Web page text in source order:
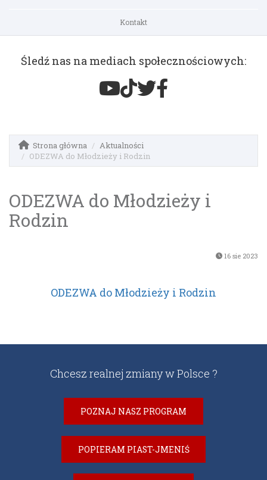
Kontakt
Śledź nas na mediach społecznościowych:
Strona główna
Aktualności
ODEZWA do Młodzieży i Rodzin
ODEZWA do Młodzieży i
Rodzin
16 sie 2023
ODEZWA do Młodzieży i Rodzin
Chcesz realnej zmiany w Polsce ?
POZNAJ NASZ PROGRAM
POPIERAM PIAST-JMENIŚ